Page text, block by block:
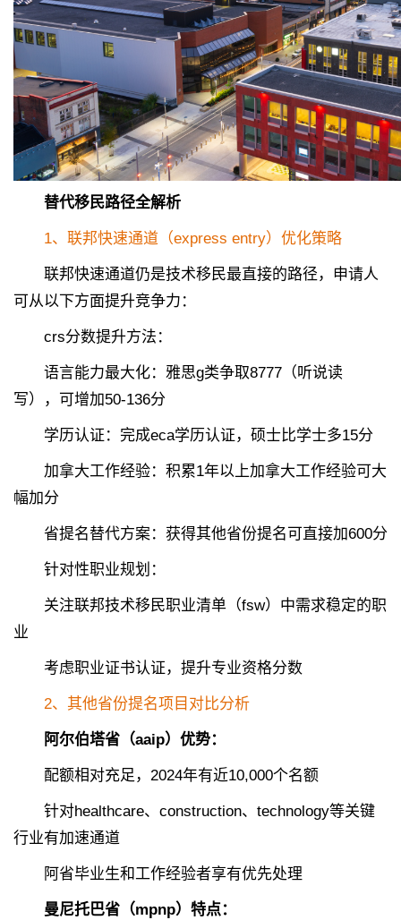
替代移民路径全解析
1、联邦快速通道（express entry）优化策略
联邦快速通道仍是技术移民最直接的路径，申请人
可从以下方面提升竞争力：
crs分数提升方法：
语言能力最大化：雅思g类争取8777（听说读
写），可增加50-136分
学历认证：完成eca学历认证，硕士比学士多15分
加拿大工作经验：积累1年以上加拿大工作经验可大
幅加分
省提名替代方案：获得其他省份提名可直接加600分
针对性职业规划：
关注联邦技术移民职业清单（fsw）中需求稳定的职
业
考虑职业证书认证，提升专业资格分数
2、其他省份提名项目对比分析
阿尔伯塔省（aaip）优势：
配额相对充足，2024年有近10,000个名额
针对healthcare、construction、technology等关键
行业有加速通道
阿省毕业生和工作经验者享有优先处理
曼尼托巴省（mpnp）特点：